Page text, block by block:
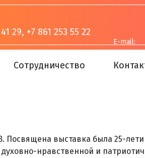
29, +7 861 253 55 22
E-mail:
Сотрудничество
Посвящена выставка была 25-
нравственной и